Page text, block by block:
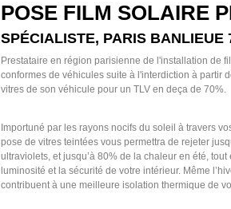
POSE FILM SOLAIRE
SPÉCIALISTE, PARIS BANLIEUE
Prestataire en région parisienne de l'installation de
conformes de véhicules suite à l'interdiction à partir
vitres de son véhicule pour un TLV en deça de 70%.
Importuné par les rayons nocifs du soleil à travers
pose de vitres teintées vous permettra de rejeter
ultraviolets, et jusqu’à 80% de la chaleur en été,
luminosité et la sécurité de votre intérieur. Même
contribuent à une meilleure isolation thermique de